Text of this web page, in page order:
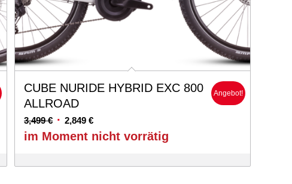
CUBE NURIDE HYBRID EXC 800
ALLROAD
3,499€ Ursprünglicher
Preis
2,849€Aktueller
Preis
im Moment nicht vorrätig
Angebot!